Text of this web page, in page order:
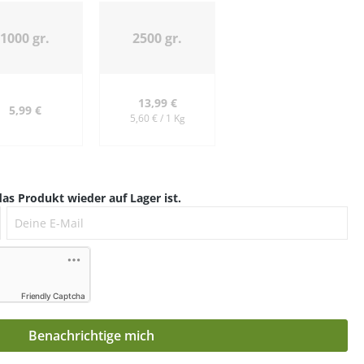
1000 gr.
5,99 €
2500 gr.
13,99 €
5,60 € / 1 Kg
Produkt wieder auf Lager ist.
Friendly Captcha
Benachrichtige mich